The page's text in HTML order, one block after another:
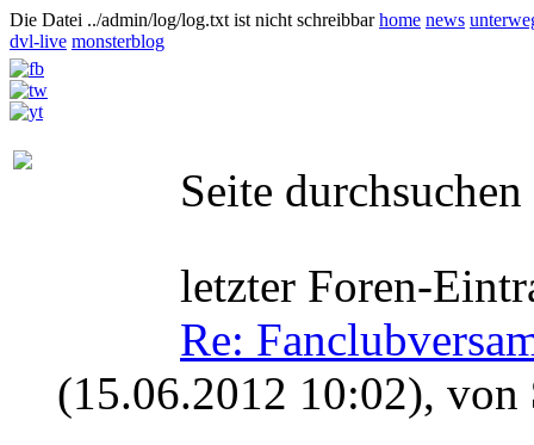
Die Datei ../admin/log/log.txt ist nicht schreibbarhome news
dvl-live monsterblog
Seite durchsuchen
letzter Foren-
Re:
(15.06.2012 10:02), von